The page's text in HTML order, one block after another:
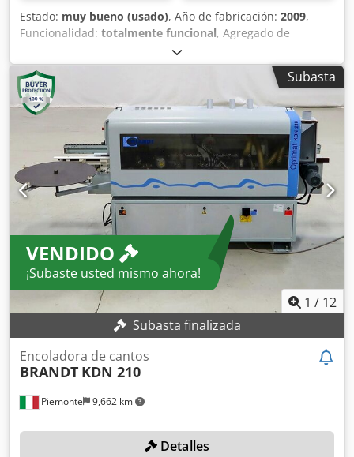
Estado: muy bueno (usado), Año de fabricación: 2009,
Funcionalidad: totalmente funcional, Agregado de
premolienda Dcsdpfx Asx I A Duoqrsk Estación de adhesivo
para granulados Guillotina neumática de corte previo
Unidad de recorte con dos sierras circulares Agregado
fresador con fresas de perfil Rascador de perfil Pulidoras
Año de fabricación: 2009 Longitud de la máquina: 3,7 m
Subasta
VENDIDO
¡Subaste usted mismo ahora!
1 / 12
Subasta finalizada
Piemonte 9,662 km
Encoladora de cantos
BRANDT KDN 210
Detalles